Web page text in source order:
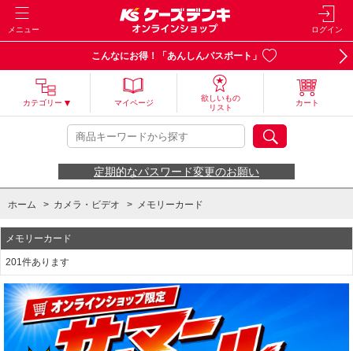
メニュー ログイン
こんなにお得！「あんしんパスポート」
カテゴリー マイページ
欲しいもの
リスト
カート
定期的なパスワード変更のお願い
ホーム > カメラ・ビデオ > メモリーカード
メモリーカード
201件あります